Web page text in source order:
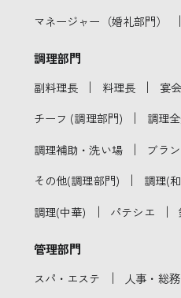
マネージャー（婚礼部門） ｜
調理部門
副料理長 ｜ 料理長 ｜ 宴
チーフ (調理部門) ｜ 調理
調理補助・洗い場 ｜ ブラ
その他(調理部門) ｜ 調理(
調理(中華) ｜ パテシエ ｜
管理部門
スパ・エステ ｜ 人事・総